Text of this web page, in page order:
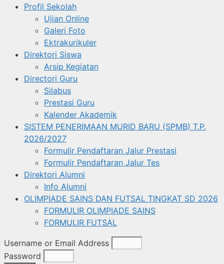
Profil Sekolah
Ujian Online
Galeri Foto
Ektrakurikuler
Direktori Siswa
Arsip Kegiatan
Directori Guru
Silabus
Prestasi Guru
Kalender Akademik
SISTEM PENERIMAAN MURID BARU (SPMB) T.P.
2026/2027
Formulir Pendaftaran Jalur Prestasi
Formulir Pendaftaran Jalur Tes
Direktori Alumni
Info Alumni
OLIMPIADE SAINS DAN FUTSAL TINGKAT SD 2026
FORMULIR OLIMPIADE SAINS
FORMULIR FUTSAL
Username or Email Address
Password